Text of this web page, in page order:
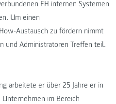
FH internen Systemen
Um einen
Austausch zu fördern nimmt
und Administratoren Treffen teil.
arbeitete er über 25 Jahre er in
im Bereich